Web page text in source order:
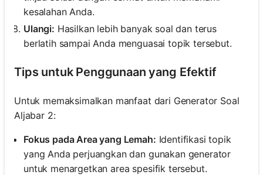
kesalahan Anda.
Ulangi: Hasilkan lebih banyak soal dan terus
berlatih sampai Anda menguasai topik tersebut.
Tips untuk Penggunaan yang Efektif
Untuk memaksimalkan manfaat dari Generator Soal
Aljabar 2:
Fokus pada Area yang Lemah: Identifikasi topik
yang Anda perjuangkan dan gunakan generator
untuk menargetkan area spesifik tersebut.